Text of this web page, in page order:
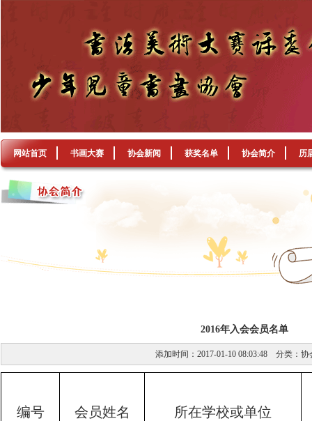
网站首页 书画大赛 协会新闻 获奖名单 协会简介 历
2016年入会会员名单
添加时间：2017-01-10 08:03:48 分类： 协
编号 会员姓名 所在学校或单位